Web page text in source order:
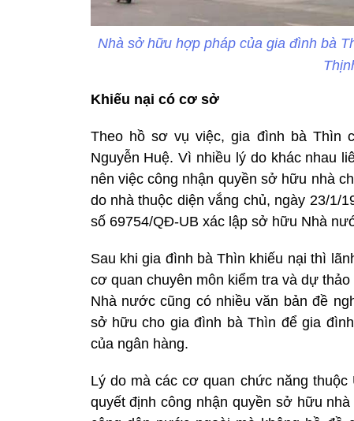
Nhà sở hữu hợp pháp của gia đình bà
Khiếu nại có cơ sở
Theo hồ sơ vụ việc, gia đình bà Thìn
Nguyễn Huệ. Vì nhiều lý do khác nhau
nên việc công nhận quyền sở hữu nhà
do nhà thuộc diện vắng chủ, ngày 23/1/
số 69754/QĐ-UB xác lập sở hữu Nhà
Sau khi gia đình bà Thìn khiếu nại thì
cơ quan chuyên môn kiểm tra và dự
Nhà nước cũng có nhiều văn bản đề
sở hữu cho gia đình bà Thìn để gia
của ngân hàng.
Lý do mà các cơ quan chức năng
quyết định công nhận quyền sở hữu